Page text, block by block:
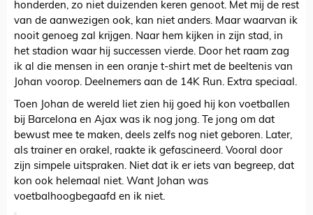
honderden, zo niet duizenden keren genoot. Met mij de rest
van de aanwezigen ook, kan niet anders. Maar waarvan ik
nooit genoeg zal krijgen. Naar hem kijken in zijn stad, in
het stadion waar hij successen vierde. Door het raam zag
ik al die mensen in een oranje t-shirt met de beeltenis van
Johan voorop. Deelnemers aan de 14K Run. Extra speciaal.
Toen Johan de wereld liet zien hij goed hij kon voetballen
bij Barcelona en Ajax was ik nog jong. Te jong om dat
bewust mee te maken, deels zelfs nog niet geboren. Later,
als trainer en orakel, raakte ik gefascineerd. Vooral door
zijn simpele uitspraken. Niet dat ik er iets van begreep, dat
kon ook helemaal niet. Want Johan was
voetbalhoogbegaafd en ik niet.